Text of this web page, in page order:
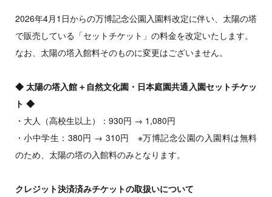
2026年4月1日からの万博記念公園入園料改定に伴い、太陽の塔
で販売している「セットチケット」の料金を改定いたします。
なお、太陽の塔入館料そのものに変更はございません。
◆ 太陽の塔入館＋自然文化園・日本庭園共通入園セットチケッ
ト ◆
・大人（高校生以上）：930円 → 1,080円
・小中学生：380円 → 310円 ※万博記念公園の入園料は無料
のため、太陽の塔の入館料のみとなります。
クレジット決済済みチケットの取扱いについて